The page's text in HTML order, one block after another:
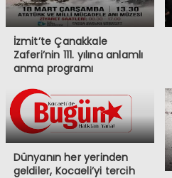
İzmit’te Çanakkale
Zaferi’nin 111. yılına anlamlı
anma programı
Dünyanın her yerinden
geldiler, Kocaeli’yi tercih